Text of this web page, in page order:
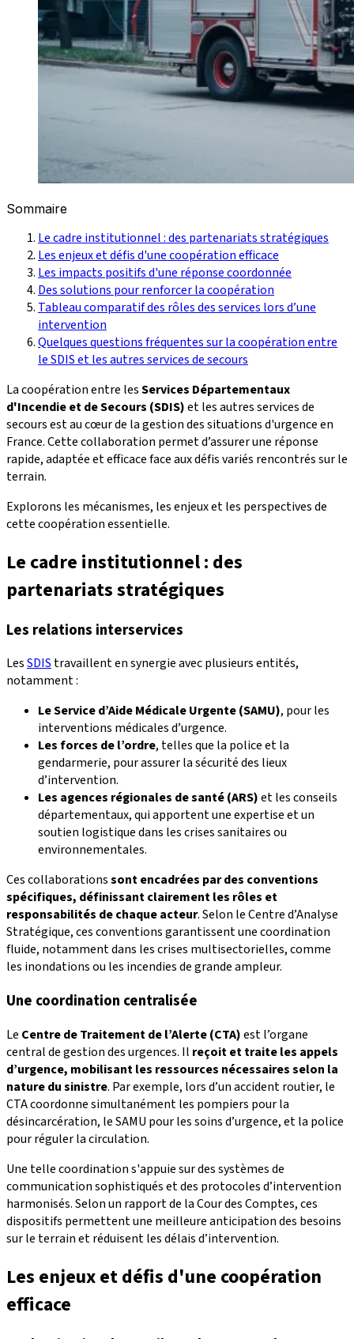
Sommaire
Le cadre institutionnel : des partenariats stratégiques
Les enjeux et défis d'une coopération efficace
Les impacts positifs d'une réponse coordonnée
Des solutions pour renforcer la coopération
Tableau comparatif des rôles des services lors d’une
intervention
Quelques questions fréquentes sur la coopération entre
le SDIS et les autres services de secours
La coopération entre lesServices Départementaux
d'Incendie et de Secours (SDIS)et les autres services de
secours est au cœur de la gestion des situations d'urgence en
France. Cette collaboration permet d’assurer une réponse
rapide, adaptée et efficace face aux défis variés rencontrés sur le
terrain.
Explorons les mécanismes, les enjeux et les perspectives de
cette coopération essentielle.
Le cadre institutionnel : des
partenariats stratégiques
Les relations interservices
LesSDIS travaillent en synergie avec plusieurs entités,
notamment :
Le Service d’Aide Médicale Urgente (SAMU), pour les
interventions médicales d’urgence.
Les forces de l’ordre, telles que la police et la
gendarmerie, pour assurer la sécurité des lieux
d’intervention.
Les agences régionales de santé (ARS)et les conseils
départementaux, qui apportent une expertise et un
soutien logistique dans les crises sanitaires ou
environnementales.
Ces collaborationssont encadrées par des conventions
spécifiques, définissant clairement les rôles et
responsabilités de chaque acteur. Selon le Centre d’Analyse
Stratégique, ces conventions garantissent une coordination
fluide, notamment dans les crises multisectorielles, comme
les inondations ou les incendies de grande ampleur.
Une coordination centralisée
Le Centre de Traitement de l’Alerte (CTA)est l’organe
central de gestion des urgences. Il reçoit et traite les appels
d’urgence, mobilisant les ressources nécessaires selon la
nature du sinistre. Par exemple, lors d’un accident routier, le
CTA coordonne simultanément les pompiers pour la
désincarcération, le SAMU pour les soins d’urgence, et la police
pour réguler la circulation.
Une telle coordination s'appuie sur des systèmes de
communication sophistiqués et des protocoles d’intervention
harmonisés. Selon un rapport de la Cour des Comptes, ces
dispositifs permettent une meilleure anticipation des besoins
sur le terrain et réduisent les délais d’intervention.
Les enjeux et défis d'une coopération
efficace